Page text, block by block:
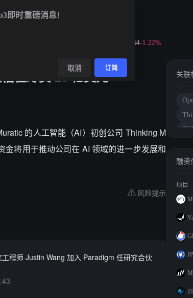
$587.64-1.22%
值筹资 20 亿美元
的人工智能（AI）初创公司 Thinking M
将用于推动公司在 AI 领域的进一步发展和
风险提示
程师 Justin Wang 加入 Paradigm 任研究合伙
关联
融
融资
项目
即时重磅消息!
取消 订阅